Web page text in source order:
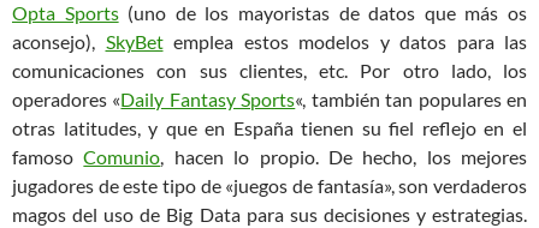
Opta Sports(uno de los mayoristas de datos que más os
aconsejo), SkyBetemplea estos modelos y datos para las
comunicaciones con sus clientes, etc. Por otro lado, los
operadores «Daily Fantasy Sports«, también tan populares en
otras latitudes, y que en España tienen su fiel reflejo en el
famosoComunio, hacen lo propio. De hecho, los mejores
jugadores de este tipo de «juegos de fantasía», son verdaderos
magos del uso de Big Data para sus decisiones y estrategias.